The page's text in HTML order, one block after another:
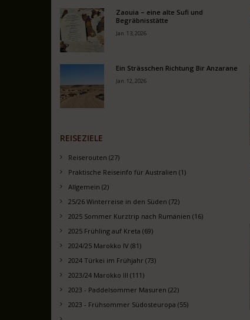
Zaouia – eine alte Sufi und
Begräbnisstätte
Jan. 13, 2026
Ein Strässchen Richtung Bir Anzarane
Jan. 12, 2026
REISEZIELE
Reiserouten (27)
Praktische Reiseinfo für Australien (1)
Allgemein (2)
25/26 Winterreise in den Süden (72)
2025 Sommer Kurztrip nach Rumänien (16)
2025 Frühling auf Kreta (69)
2024/25 Marokko IV (81)
2024 Türkei im Frühjahr (73)
2023/24 Marokko III (111)
2023 - Paddelsommer Masuren (22)
2023 - Frühsommer Südosteuropa (55)